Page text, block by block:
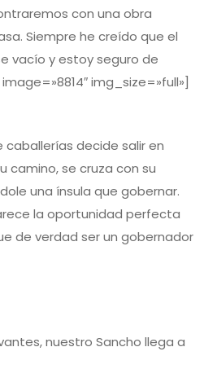
con una obra
Siempre he creído que el
vacío y estoy seguro de
img_size=»full»]
decide salir en
camino, se cruza con su
una ínsula que gobernar.
la oportunidad perfecta
de verdad ser un gobernador
nuestro Sancho llega a